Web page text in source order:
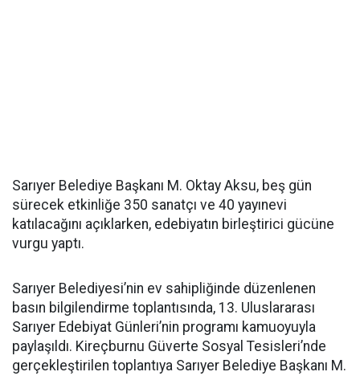
Sarıyer Belediye Başkanı M. Oktay Aksu, beş gün
sürecek etkinliğe 350 sanatçı ve 40 yayınevi
katılacağını açıklarken, edebiyatın birleştirici gücüne
vurgu yaptı.
Sarıyer Belediyesi’nin ev sahipliğinde düzenlenen
basın bilgilendirme toplantısında, 13. Uluslararası
Sarıyer Edebiyat Günleri’nin programı kamuoyuyla
paylaşıldı. Kireçburnu Güverte Sosyal Tesisleri’nde
gerçekleştirilen toplantıya Sarıyer Belediye Başkanı M.